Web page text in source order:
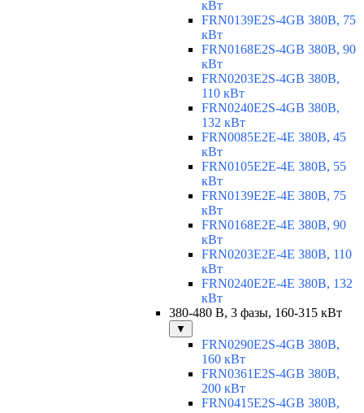
кВт
FRN0139E2S-4GB 380В, 75
кВт
FRN0168E2S-4GB 380В, 90
кВт
FRN0203E2S-4GB 380В,
110 кВт
FRN0240E2S-4GB 380В,
132 кВт
FRN0085E2E-4E 380В, 45
кВт
FRN0105E2E-4E 380В, 55
кВт
FRN0139E2E-4E 380В, 75
кВт
FRN0168E2E-4E 380В, 90
кВт
FRN0203E2E-4E 380В, 110
кВт
FRN0240E2E-4E 380В, 132
кВт
380-480 В, 3 фазы, 160-315 кВт
▼
FRN0290E2S-4GB 380В,
160 кВт
FRN0361E2S-4GB 380В,
200 кВт
FRN0415E2S-4GB 380В,